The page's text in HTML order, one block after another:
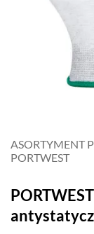
ASORTYMENT
PORTWEST